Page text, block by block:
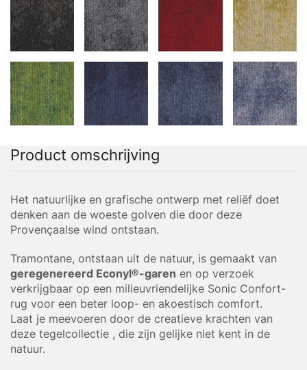
Product omschrijving
Het natuurlijke en grafische ontwerp met reliëf doet
denken aan de woeste golven die door deze
Provençaalse wind ontstaan.
Tramontane, ontstaan uit de natuur, is gemaakt van
geregenereerd Econyl®-garen en op verzoek
verkrijgbaar op een milieuvriendelijke Sonic Confort-
rug voor een beter loop- en akoestisch comfort.
Laat je meevoeren door de creatieve krachten van
deze tegelcollectie , die zijn gelijke niet kent in de
natuur.